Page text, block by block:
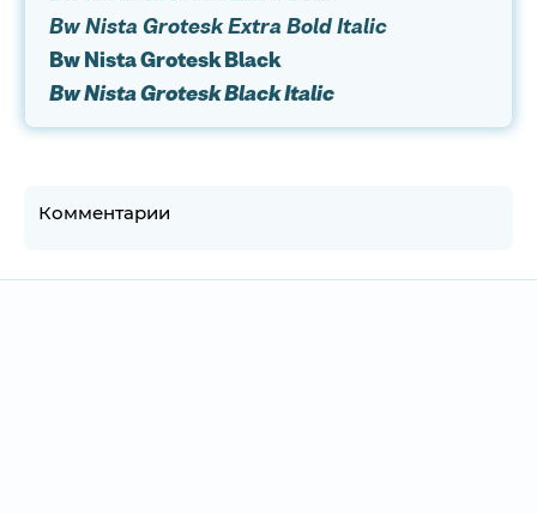
Bw Nista Grotesk Extra Bold Italic
Bw Nista Grotesk Black
Bw Nista Grotesk Black Italic
Комментарии